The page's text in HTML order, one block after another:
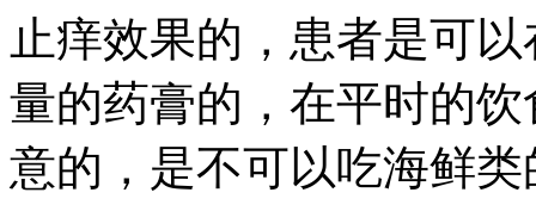
止痒效果的，患者是可
量的药膏的，在平时的
意的，是不可以吃海鲜